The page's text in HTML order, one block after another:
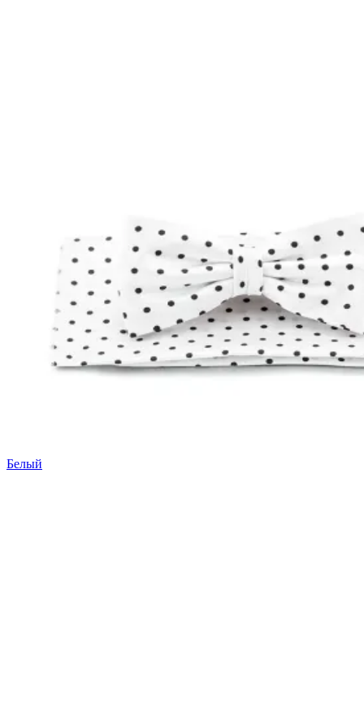
Белый